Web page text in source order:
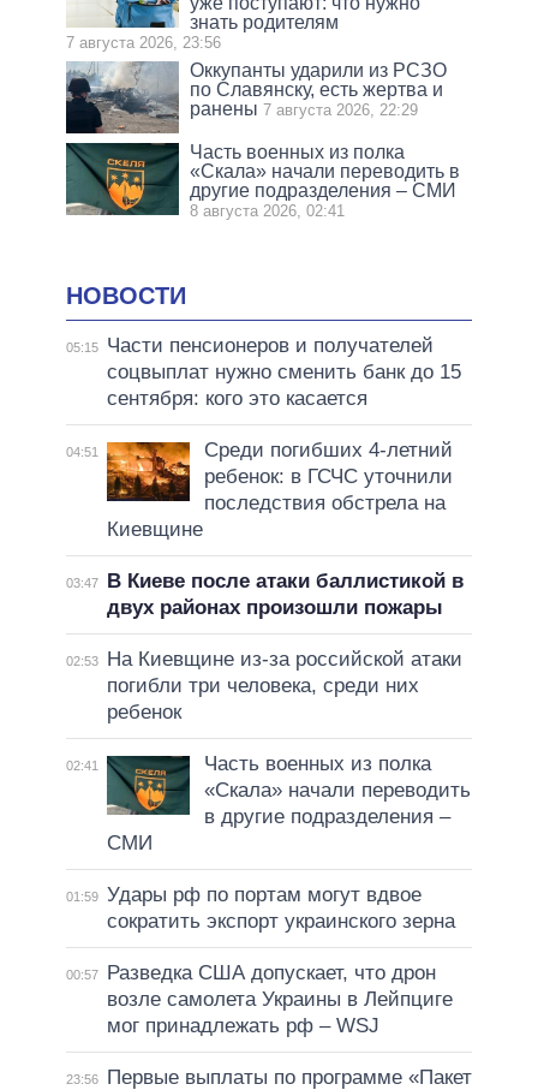
знать родителям
7 августа 2026, 23:56
Оккупанты ударили из РСЗО
по Славянску, есть жертва и
ранены 7 августа 2026, 22:29
Часть военных из полка
«Скала» начали переводить в
другие подразделения – СМИ
8 августа 2026, 02:41
НОВОСТИ
05:15
Части пенсионеров и получателей
соцвыплат нужно сменить банк до 15
сентября: кого это касается
04:51
Среди погибших 4-летний
ребенок: в ГСЧС уточнили
последствия обстрела на
Киевщине
03:47
В Киеве после атаки баллистикой в
двух районах произошли пожары
02:53
На Киевщине из-за российской атаки
погибли три человека, среди них
ребенок
02:41
Часть военных из полка
«Скала» начали переводить
в другие подразделения –
СМИ
01:59 Удары рф по портам могут вдвое
сократить экспорт украинского зерна
00:57
Разведка США допускает, что дрон
возле самолета Украины в Лейпциге
мог принадлежать рф – WSJ
23:56
Первые выплаты по программе «Пакет